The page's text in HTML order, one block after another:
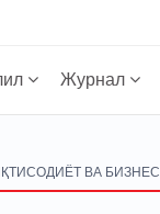
Журнал
ВА БИЗНЕС